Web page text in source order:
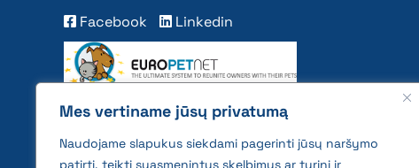
Mes vertiname jūsų privatumą
Naudojame slapukus siekdami pagerinti jūsų naršymo
patirtį, teikti suasmenintus skelbimus ar turinį ir
Facebook
Linkedin